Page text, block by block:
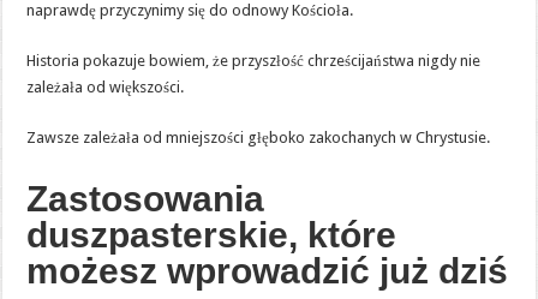
naprawdę przyczynimy się do odnowy Kościoła.
Historia pokazuje bowiem, że przyszłość chrześcijaństwa nigdy nie
zależała od większości.
Zawsze zależała od mniejszości głęboko zakochanych w Chrystusie.
Zastosowania
duszpasterskie, które
możesz wprowadzić już dziś